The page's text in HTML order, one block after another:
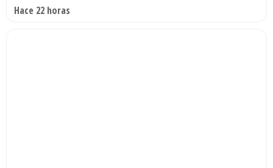
Hace 22 horas